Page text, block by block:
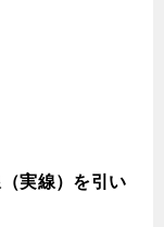
実線）を引い